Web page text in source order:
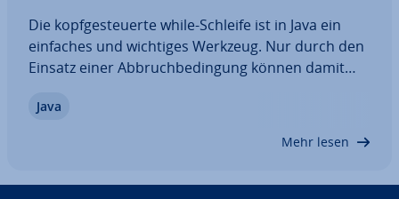
Die kopf­ge­steu­er­te while-Schleife ist in Java ein
einfaches und wichtiges Werkzeug. Nur durch den
Einsatz einer Ab­bruch­be­din­gung können damit
Rahmen erledigen. Hier erfahren Sie, was genau
Java
Mehr lesen